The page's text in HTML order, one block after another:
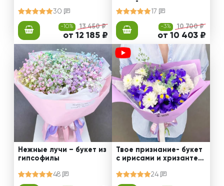
30
-10% 13 450 ₽
от 12 185 ₽
мерий
17
-3% 10 700 ₽
от 10 403 ₽
Нежные лучи – букет из
гипсофилы
48
Твое признание- букет
с ирисами и хризантем
24